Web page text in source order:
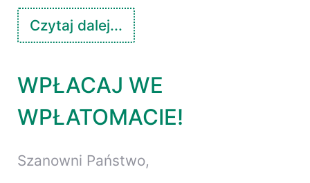
Czytaj dalej...
WPŁACAJ WE
WPŁATOMACIE!
Szanowni Państwo,